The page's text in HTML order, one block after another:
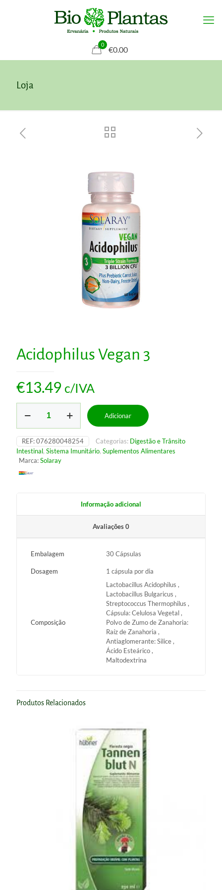
0
€0.00
Loja
Acidophilus Vegan 3
€13.49 c/IVA
Vegan
3
Adicionar
REF:076280048254 Categorias: Digestão e Trânsito
Intestinal, Sistema Imunitário, Suplementos Alimentares
Marca:Solaray
Informação adicional
Avaliações0
Embalagem 30 Cápsulas
Dosagem 1 cápsula por dia
Composição
Lactobacillus Acidophilus ,
Lactobacillus Bulgaricus ,
Streptococcus Thermophilus ,
Cápsula: Celulosa Vegetal ,
Polvo de Zumo de Zanahoria:
Raíz de Zanahoria ,
Antiaglomerante: Silice ,
Ácido Esteárico ,
Maltodextrina
Produtos Relacionados